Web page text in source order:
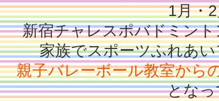
1月・
新宿チャレスポバドミン
家族でスポーツふれあ
親子バレーボール教室から
とな